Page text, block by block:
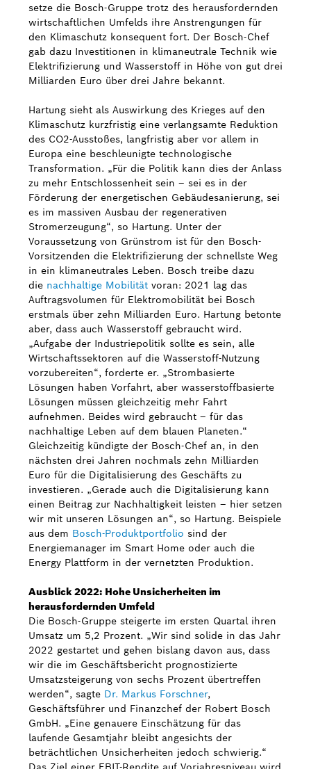
setze die Bosch-Gruppe trotz des herausfordernden
wirtschaftlichen Umfelds ihre Anstrengungen für
den Klimaschutz konsequent fort. Der Bosch-Chef
gab dazu Investitionen in klimaneutrale Technik wie
Elektrifizierung und Wasserstoff in Höhe von gut drei
Milliarden Euro über drei Jahre bekannt.
Hartung sieht als Auswirkung des Krieges auf den
Klimaschutz kurzfristig eine verlangsamte Reduktion
des CO2-Ausstoßes, langfristig aber vor allem in
Europa eine beschleunigte technologische
Transformation. „Für die Politik kann dies der Anlass
zu mehr Entschlossenheit sein – sei es in der
Förderung der energetischen Gebäudesanierung, sei
es im massiven Ausbau der regenerativen
Stromerzeugung“, so Hartung. Unter der
Voraussetzung von Grünstrom ist für den Bosch-
Vorsitzenden die Elektrifizierung der schnellste Weg
in ein klimaneutrales Leben. Bosch treibe dazu
die nachhaltige Mobilität voran: 2021 lag das
Auftragsvolumen für Elektromobilität bei Bosch
erstmals über zehn Milliarden Euro. Hartung betonte
aber, dass auch Wasserstoff gebraucht wird.
„Aufgabe der Industriepolitik sollte es sein, alle
Wirtschaftssektoren auf die Wasserstoff-Nutzung
vorzubereiten“, forderte er. „Strombasierte
Lösungen haben Vorfahrt, aber wasserstoffbasierte
Lösungen müssen gleichzeitig mehr Fahrt
aufnehmen. Beides wird gebraucht – für das
nachhaltige Leben auf dem blauen Planeten.“
Gleichzeitig kündigte der Bosch-Chef an, in den
nächsten drei Jahren nochmals zehn Milliarden
Euro für die Digitalisierung des Geschäfts zu
investieren. „Gerade auch die Digitalisierung kann
einen Beitrag zur Nachhaltigkeit leisten – hier setzen
wir mit unseren Lösungen an“, so Hartung. Beispiele
aus dem Bosch-Produktportfolio sind der
Energiemanager im Smart Home oder auch die
Energy Plattform in der vernetzten Produktion.
Ausblick 2022: Hohe Unsicherheiten im
herausfordernden Umfeld
Die Bosch-Gruppe steigerte im ersten Quartal ihren
Umsatz um 5,2 Prozent. „Wir sind solide in das Jahr
2022 gestartet und gehen bislang davon aus, dass
wir die im Geschäftsbericht prognostizierte
Umsatzsteigerung von sechs Prozent übertreffen
werden“, sagte Dr. Markus Forschner,
Geschäftsführer und Finanzchef der Robert Bosch
GmbH. „Eine genauere Einschätzung für das
laufende Gesamtjahr bleibt angesichts der
beträchtlichen Unsicherheiten jedoch schwierig.“